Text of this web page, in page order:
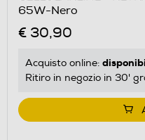
65W-Nero
€ 30,90
Acquisto online:
Ritiro in negozio in 30'